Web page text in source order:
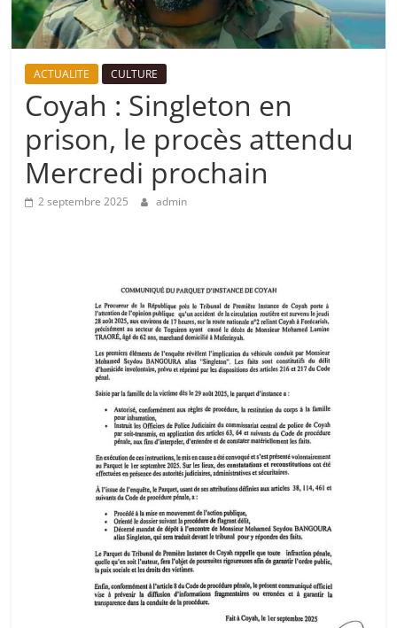
ACTUALITE CULTURE
Coyah : Singleton en
prison, le procès attendu
Mercredi prochain
2 septembre 2025 admin